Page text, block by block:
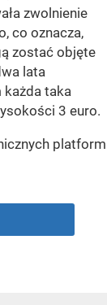
zwolnienie
co oznacza,
zostać objęte
lata
taka
3 euro.
platform